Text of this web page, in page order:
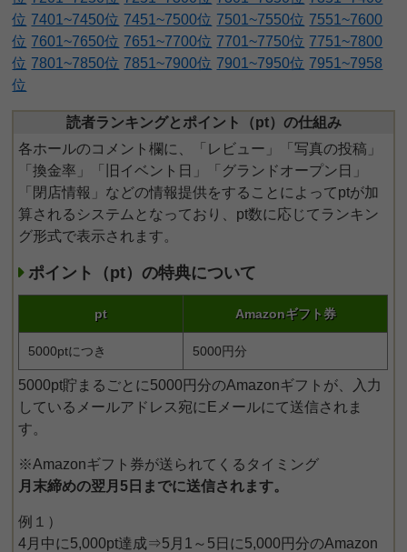
位 7401~7450位 7451~7500位 7501~7550位 7551~7600
位 7601~7650位 7651~7700位 7701~7750位 7751~7800
位 7801~7850位 7851~7900位 7901~7950位 7951~7958
位
読者ランキングとポイント（pt）の仕組み
各ホールのコメント欄に、「レビュー」「写真の投稿」
「換金率」「旧イベント日」「グランドオープン日」
「閉店情報」などの情報提供をすることによってptが加
算されるシステムとなっており、pt数に応じてランキン
グ形式で表示されます。
ポイント（pt）の特典について
pt Amazonギフト券
5000ptにつき 5000円分
5000pt貯まるごとに5000円分のAmazonギフトが、入力
しているメールアドレス宛にEメールにて送信されま
す。
※Amazonギフト券が送られてくるタイミング
月末締めの翌月5日までに送信されます。
例１）
4月中に5,000pt達成⇒5月1～5日に5,000円分のAmazon